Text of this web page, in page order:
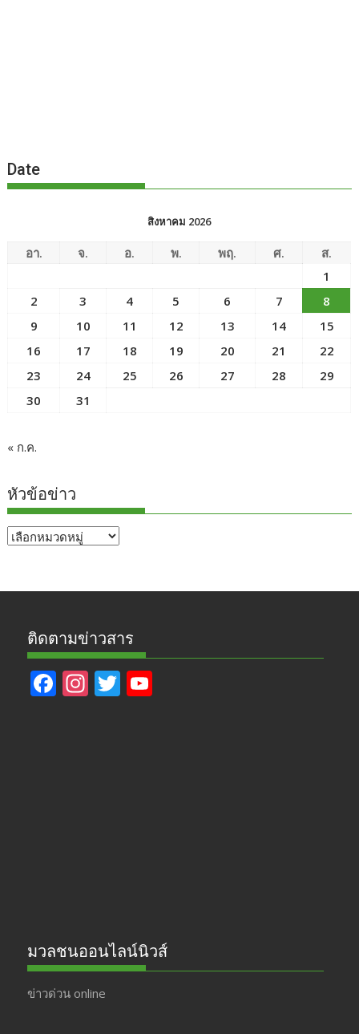
Date
สิงหาคม 2026
อา. จ. อ. พ. พฤ. ศ.
ส.
1
2
3 4 5 6 7
8
9
10 11 12 13 14
15
16
17 18 19 20 21
22
23
24 25 26 27 28
29
30
31
« ก.ค.
หัวข้อข่าว
หัวข้อ
ติดตามข่าวสาร
F In T
มวลชนออนไลน์นิวส์
ข่าวด่วน online